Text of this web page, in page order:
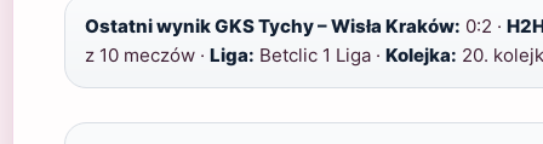
Ostatni wynik GKS Tychy – Wisła Kraków: 0:2 ·
z 10 meczów · Liga: Betclic 1 Liga · Kolejka: 20.